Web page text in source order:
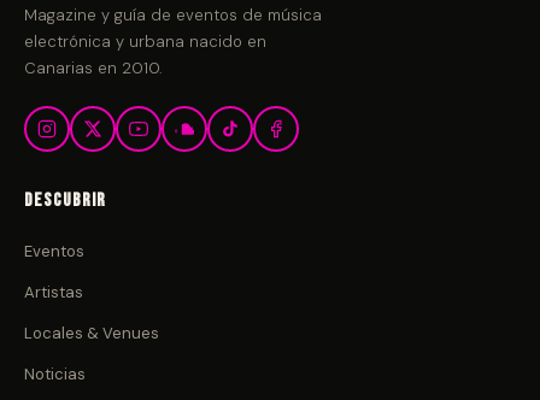
Magazine y guía de eventos de música
electrónica y urbana nacido en
Canarias en 2010.
Descubrir
Eventos
Artistas
Locales & Venues
Noticias